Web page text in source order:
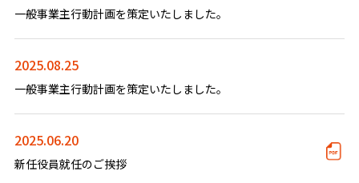
一般事業主行動計画を策定いたしました。
2025.08.25
一般事業主行動計画を策定いたしました。
2025.06.20
新任役員就任のご挨拶